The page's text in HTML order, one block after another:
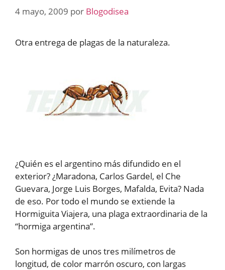
4 mayo, 2009 por Blogodisea
Otra entrega de plagas de la naturaleza.
¿Quién es el argentino más difundido en el
exterior? ¿Maradona, Carlos Gardel, el Che
Guevara, Jorge Luis Borges, Mafalda, Evita? Nada
de eso. Por todo el mundo se extiende la
Hormiguita Viajera, una plaga extraordinaria de la
“hormiga argentina”.
Son hormigas de unos tres milímetros de
longitud, de color marrón oscuro, con largas